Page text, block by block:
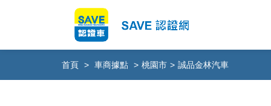
首頁 > 車商據點 > 桃園市 > 誠品金林汽車